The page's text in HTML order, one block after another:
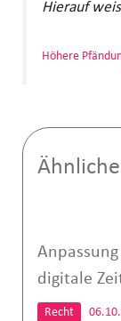
Hierauf
Höhere
digitale
Recht